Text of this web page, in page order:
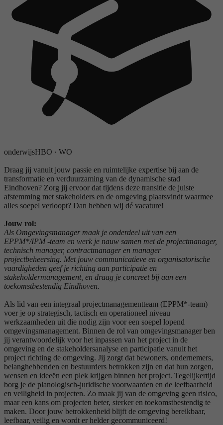
onderwijsHBO · WO
Draag jij vanuit jouw passie en ruimtelijke expertise bij aan de
transformatie en verduurzaming van de dynamische stad
Eindhoven? Zorg jij ervoor dat tijdens deze transitie de juiste
afstemming met stakeholders en de omgeving plaatsvindt waarmee
alles soepel verloopt? Dan hebben wij dé vacature!
Jouw rol:
Als Omgevingsmanager maak je onderdeel uit van een
EPPM*/IPM -team en werk je nauw samen met de projectmanager,
technisch manager, contractmanager en manager
projectbeheersing. Met jouw communicatieve en organisatorische
vaardigheden geef je richting aan participatie en
stakeholdermanagement, en draag je concreet bij aan een
toekomstbestendig Eindhoven.
Als lid van een integraal projectmanagementteam (EPPM*-team)
voer je op strategisch, tactisch en operationeel niveau
werkzaamheden uit die nodig zijn voor een soepel lopend
omgevingsmanagement. Binnen de rol van omgevingsmanager ben
jij verantwoordelijk voor het inpassen van het project in de
omgeving en de stakeholdersanalyse en participatie vanuit het
project richting de omgeving. Jij zorgt dat bewoners, ondernemers,
belanghebbenden en bestuurders betrokken zijn en dat hun zorgen,
wensen en ideeën een plek krijgen binnen het project. Tegelijkertijd
borg je de planologisch-juridische voorwaarden en de leefbaarheid
en veiligheid in projecten. Zo maak jij van de omgeving geen risico,
maar een kans om projecten beter, sterker en toekomstbestendig te
maken. Door jouw betrokkenheid blijft de omgeving bereikbaar,
leefbaar, veilig en wordt er helder gecommuniceerd!